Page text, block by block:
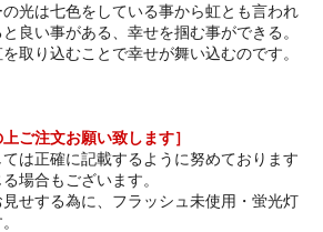
光は七色をしている事から虹とも言われ
良い事がある、幸せを掴む事ができる。
取り込むことで幸せが舞い込むのです。
ご注文お願い致します］
ては正確に記載するように努めております
場合もございます。
見せする為に、フラッシュ未使用・蛍光灯